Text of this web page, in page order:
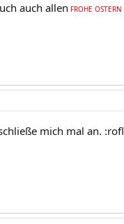
auch allen FROHE OSTERN
mich mal an. :rofl